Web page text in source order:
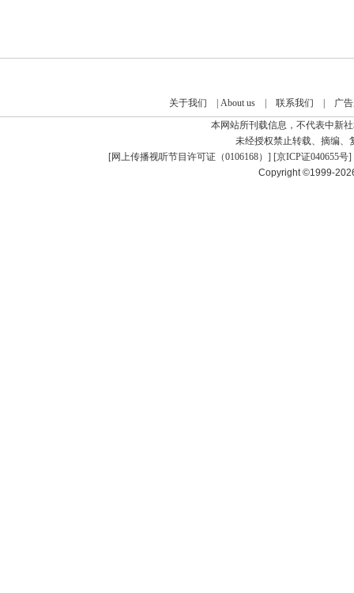
关于我们 About us| 联系我们
广
本网站所刊载信息，不代表中新
未经授权禁止转载、摘编、
[网上传播视听节目许可证（0106168） ] [京ICP证040655号]
Copyright ©1999-